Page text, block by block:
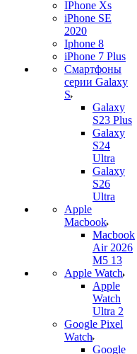
IPhone Xs
iPhone SE
2020
Iphone 8
iPhone 7 Plus
Смартфоны
серии Galaxy
S
Galaxy
S23 Plus
Galaxy
S24
Ultra
Galaxy
S26
Ultra
Apple
Macbook
Macbook
Air 2026
M5 13
Apple Watch
Apple
Watch
Ultra 2
Google Pixel
Watch
Google